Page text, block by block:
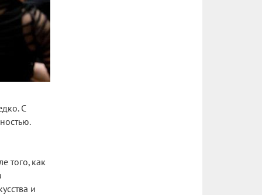
С
того, как
и